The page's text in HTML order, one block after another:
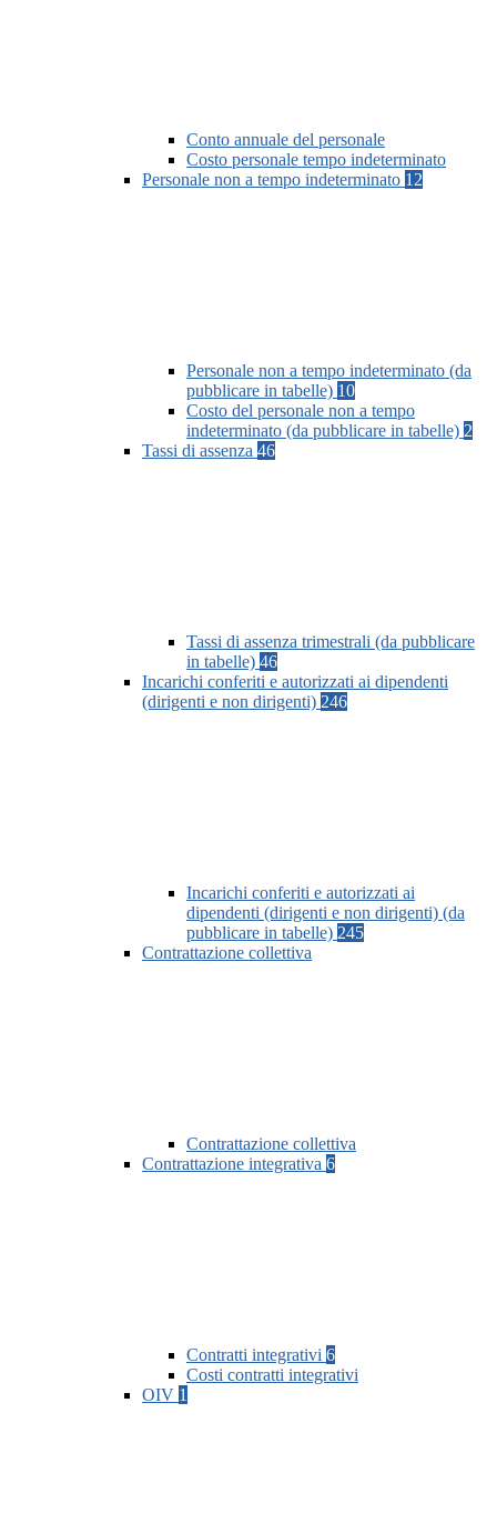
Conto annuale del personale
Costo personale tempo indeterminato
Personale non a tempo indeterminato 12
Personale non a tempo indeterminato (da
pubblicare in tabelle) 10
Costo del personale non a tempo
indeterminato (da pubblicare in tabelle) 2
Tassi di assenza 46
Tassi di assenza trimestrali (da pubblicare
in tabelle) 46
Incarichi conferiti e autorizzati ai dipendenti
(dirigenti e non dirigenti) 246
Incarichi conferiti e autorizzati ai
dipendenti (dirigenti e non dirigenti) (da
pubblicare in tabelle) 245
Contrattazione collettiva
Contrattazione collettiva
Contrattazione integrativa 6
Contratti integrativi 6
Costi contratti integrativi
OIV 1